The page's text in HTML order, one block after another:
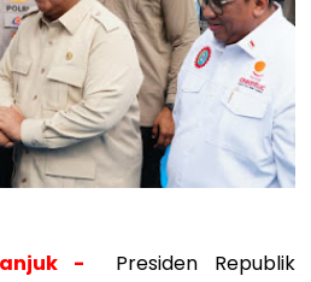
- Presiden Republik